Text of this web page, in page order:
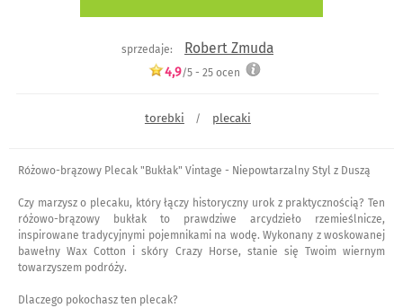
sprzedaje: Robert Zmuda
4,9/5 - 25ocen
torebki / plecaki
Różowo-brązowy Plecak "Bukłak" Vintage - Niepowtarzalny Styl z Duszą
Czy marzysz o plecaku, który łączy historyczny urok z praktycznością? Ten
różowo-brązowy bukłak to prawdziwe arcydzieło rzemieślnicze,
inspirowane tradycyjnymi pojemnikami na wodę. Wykonany z woskowanej
bawełny Wax Cotton i skóry Crazy Horse, stanie się Twoim wiernym
towarzyszem podróży.
Dlaczego pokochasz ten plecak?